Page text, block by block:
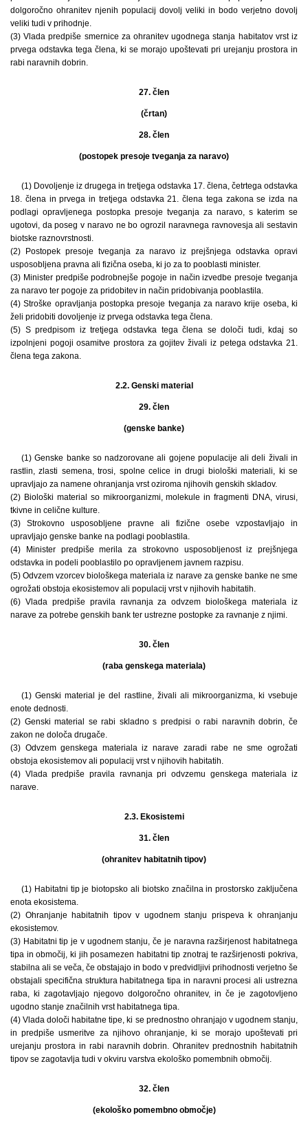
dolgoročno ohranitev njenih populacij dovolj veliki in bodo verjetno dovolj
veliki tudi v prihodnje.
(3) Vlada predpiše smernice za ohranitev ugodnega stanja habitatov vrst iz
prvega odstavka tega člena, ki se morajo upoštevati pri urejanju prostora in
rabi naravnih dobrin.
27. člen
(črtan)
28. člen
(postopek presoje tveganja za naravo)
(1) Dovoljenje iz drugega in tretjega odstavka 17. člena, četrtega odstavka
18. člena in prvega in tretjega odstavka 21. člena tega zakona se izda na
podlagi opravljenega postopka presoje tveganja za naravo, s katerim se
ugotovi, da poseg v naravo ne bo ogrozil naravnega ravnovesja ali sestavin
biotske raznovrstnosti.
(2) Postopek presoje tveganja za naravo iz prejšnjega odstavka opravi
usposobljena pravna ali fizična oseba, ki jo za to pooblasti minister.
(3) Minister predpiše podrobnejše pogoje in način izvedbe presoje tveganja
za naravo ter pogoje za pridobitev in način pridobivanja pooblastila.
(4) Stroške opravljanja postopka presoje tveganja za naravo krije oseba, ki
želi pridobiti dovoljenje iz prvega odstavka tega člena.
(5) S predpisom iz tretjega odstavka tega člena se določi tudi, kdaj so
izpolnjeni pogoji osamitve prostora za gojitev živali iz petega odstavka 21.
člena tega zakona.
2.2. Genski material
29. člen
(genske banke)
(1) Genske banke so nadzorovane ali gojene populacije ali deli živali in
rastlin, zlasti semena, trosi, spolne celice in drugi biološki materiali, ki se
upravljajo za namene ohranjanja vrst oziroma njihovih genskih skladov.
(2) Biološki material so mikroorganizmi, molekule in fragmenti DNA, virusi,
tkivne in celične kulture.
(3) Strokovno usposobljene pravne ali fizične osebe vzpostavljajo in
upravljajo genske banke na podlagi pooblastila.
(4) Minister predpiše merila za strokovno usposobljenost iz prejšnjega
odstavka in podeli pooblastilo po opravljenem javnem razpisu.
(5) Odvzem vzorcev biološkega materiala iz narave za genske banke ne sme
ogrožati obstoja ekosistemov ali populacij vrst v njihovih habitatih.
(6) Vlada predpiše pravila ravnanja za odvzem biološkega materiala iz
narave za potrebe genskih bank ter ustrezne postopke za ravnanje z njimi.
30. člen
(raba genskega materiala)
(1) Genski material je del rastline, živali ali mikroorganizma, ki vsebuje
enote dednosti.
(2) Genski material se rabi skladno s predpisi o rabi naravnih dobrin, če
zakon ne določa drugače.
(3) Odvzem genskega materiala iz narave zaradi rabe ne sme ogrožati
obstoja ekosistemov ali populacij vrst v njihovih habitatih.
(4) Vlada predpiše pravila ravnanja pri odvzemu genskega materiala iz
narave.
2.3. Ekosistemi
31. člen
(ohranitev habitatnih tipov)
(1) Habitatni tip je biotopsko ali biotsko značilna in prostorsko zaključena
enota ekosistema.
(2) Ohranjanje habitatnih tipov v ugodnem stanju prispeva k ohranjanju
ekosistemov.
(3) Habitatni tip je v ugodnem stanju, če je naravna razširjenost habitatnega
tipa in območij, ki jih posamezen habitatni tip znotraj te razširjenosti pokriva,
stabilna ali se veča, če obstajajo in bodo v predvidljivi prihodnosti verjetno še
obstajali specifična struktura habitatnega tipa in naravni procesi ali ustrezna
raba, ki zagotavljajo njegovo dolgoročno ohranitev, in če je zagotovljeno
ugodno stanje značilnih vrst habitatnega tipa.
(4) Vlada določi habitatne tipe, ki se prednostno ohranjajo v ugodnem stanju,
in predpiše usmeritve za njihovo ohranjanje, ki se morajo upoštevati pri
urejanju prostora in rabi naravnih dobrin. Ohranitev prednostnih habitatnih
tipov se zagotavlja tudi v okviru varstva ekološko pomembnih območij.
32. člen
(ekološko pomembno območje)